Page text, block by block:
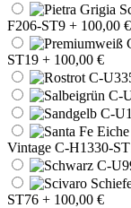
F206-ST9 + 100,00 €
ST19 + 100,00 €
Vintage C-H1330-
ST76 + 100,00 €